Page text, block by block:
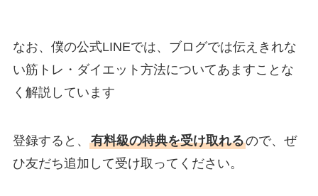
なお、僕の公式LINEでは、ブログでは伝えきれな
い筋トレ・ダイエット方法についてあますことな
く解説しています
登録すると、 有料級の特典を受け取れるので、ぜ
ひ友だち追加して受け取ってください。